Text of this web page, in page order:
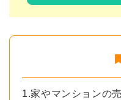
1.家やマンションの